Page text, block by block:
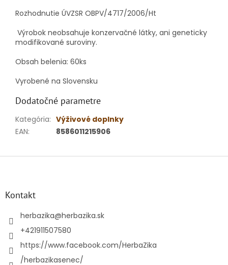
Rozhodnutie ÚVZSR OBPV/4717/2006/Ht
Výrobok neobsahuje konzervačné látky, ani geneticky
modifikované suroviny.
Obsah belenia: 60ks
Vyrobené na Slovensku
Dodatočné parametre
Kategória: Výživové doplnky
EAN: 8586011215906
Kontakt
herbazika@herbazika.sk
+421911507580
https://www.facebook.com/HerbaZika
/herbazikasenec/